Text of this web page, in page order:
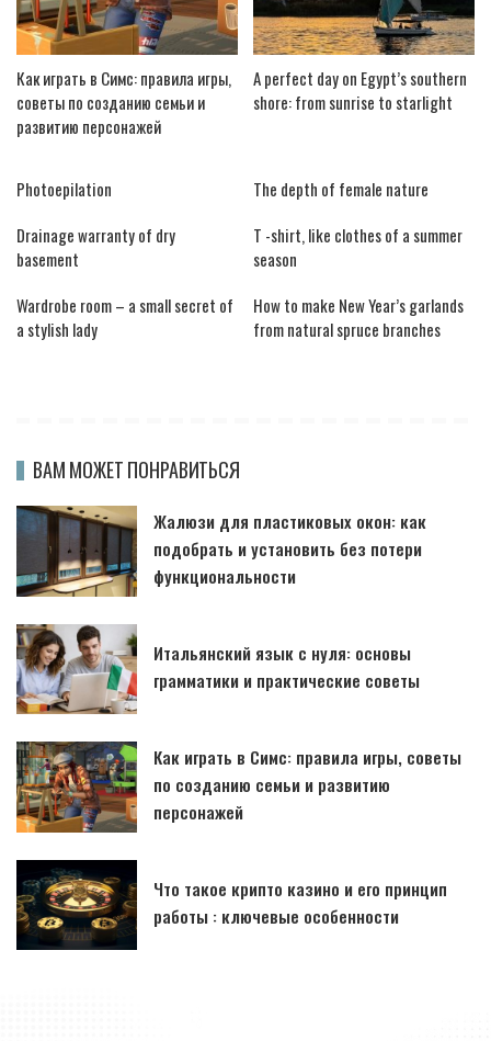
Как играть в Симс: правила игры,
советы по созданию семьи и
развитию персонажей
A perfect day on Egypt’s southern
shore: from sunrise to starlight
Photoepilation
The depth of female nature
Drainage warranty of dry
basement
T -shirt, like clothes of a summer
season
Wardrobe room – a small secret of
a stylish lady
How to make New Year’s garlands
from natural spruce branches
ВАМ МОЖЕТ ПОНРАВИТЬСЯ
Жалюзи для пластиковых окон: как
подобрать и установить без потери
функциональности
Итальянский язык с нуля: основы
грамматики и практические советы
Как играть в Симс: правила игры, советы
по созданию семьи и развитию
персонажей
Что такое крипто казино и его принцип
работы : ключевые особенности